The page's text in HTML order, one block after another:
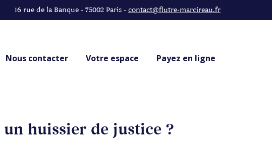
16 rue de la Banque - 75002 Paris - contact@flutre-marcireau.fr
Nous contacter Votre espace Payez en ligne
huissier de justice ?